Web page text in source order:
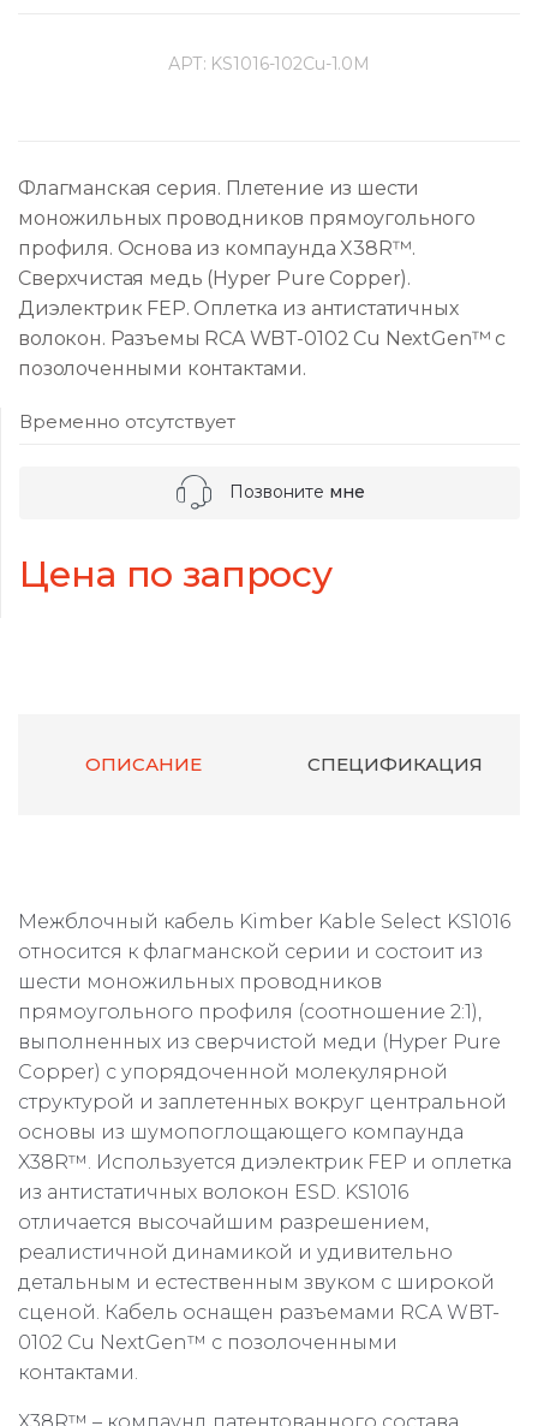
АРТ: KS1016-102Cu-1.0M
Флагманская серия. Плетение из шести
моножильных проводников прямоугольного
профиля. Основа из компаунда X38R™.
Сверхчистая медь (Hyper Pure Copper).
Диэлектрик FEP. Оплетка из антистатичных
волокон. Разъемы RCA WBT-0102 Cu NextGen™ с
позолоченными контактами.
Временно отсутствует
Позвоните мне
Цена по запросу
ОПИСАНИЕ СПЕЦИФИКАЦИЯ
Межблочный кабель Kimber Kable Select KS1016
относится к флагманской серии и состоит из
шести моножильных проводников
прямоугольного профиля (соотношение 2:1),
выполненных из сверчистой меди (Hyper Pure
Copper) с упорядоченной молекулярной
структурой и заплетенных вокруг центральной
основы из шумопоглощающего компаунда
X38R™. Используется диэлектрик FEP и оплетка
из антистатичных волокон ESD. KS1016
отличается высочайшим разрешением,
реалистичной динамикой и удивительно
детальным и естественным звуком с широкой
сценой. Кабель оснащен разъемами RCA WBT-
0102 Cu NextGen™ с позолоченными
контактами.